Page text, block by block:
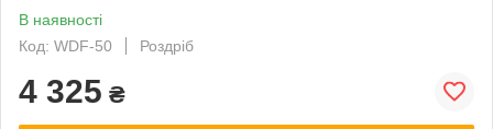
В наявності
Код: WDF-50
Роздріб
4 325 ₴